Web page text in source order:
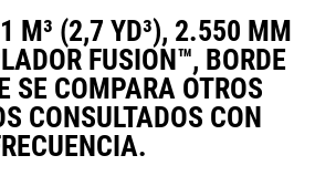
M³ (2,7 YD³), 2.550 MM
FUSION™, BORDE
SE COMPARA OTROS
CONSULTADOS CON